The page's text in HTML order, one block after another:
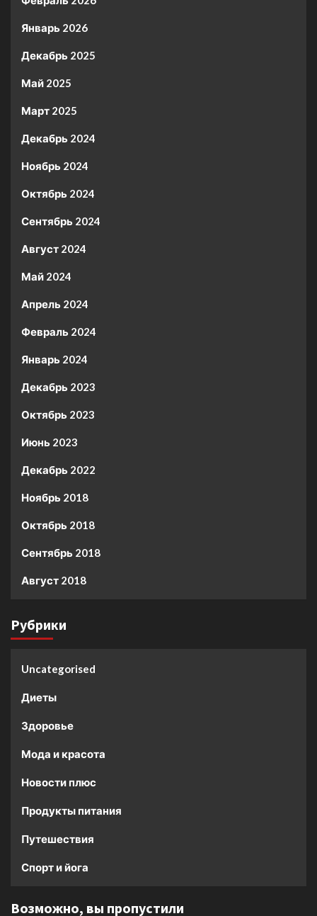
Январь 2026
Декабрь 2025
Май 2025
Март 2025
Декабрь 2024
Ноябрь 2024
Октябрь 2024
Сентябрь 2024
Август 2024
Май 2024
Апрель 2024
Февраль 2024
Январь 2024
Декабрь 2023
Октябрь 2023
Июнь 2023
Декабрь 2022
Ноябрь 2018
Октябрь 2018
Сентябрь 2018
Август 2018
Рубрики
Uncategorised
Диеты
Здоровье
Мода и красота
Новости плюс
Продукты питания
Путешествия
Спорт и йога
Возможно, вы пропустили